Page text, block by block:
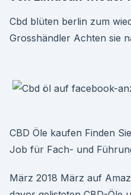
Cbd blüten berlin zum
Grosshändler Achten sie
CBD Öle kaufen Finden
Job für Fach- und
März 2018 März auf